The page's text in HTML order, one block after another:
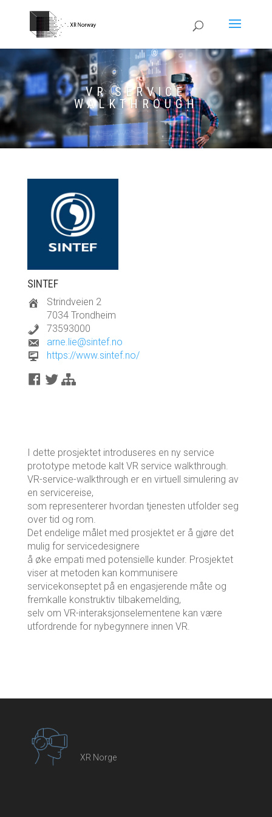
VR SERVICE
WALKTHROUGH
SINTEF
Strindveien 2
7034 Trondheim
73593000
arne.lie@sintef.no
https://www.sintef.no/
I dette prosjektet introduseres en ny service
prototype metode kalt VR service walkthrough.
VR-service-walkthrough er en virtuell simulering av
en servicereise,
som representerer hvordan tjenesten utfolder seg
over tid og rom.
Det endelige målet med prosjektet er å gjøre det
mulig for servicedesignere
å øke empati med potensielle kunder. Prosjektet
viser at metoden kan kommunisere
servicekonseptet på en engasjerende måte og
fremkalle konstruktiv tilbakemelding,
selv om VR-interaksjonselementene kan være
utfordrende for nybegynnere innen VR.
XR Norge